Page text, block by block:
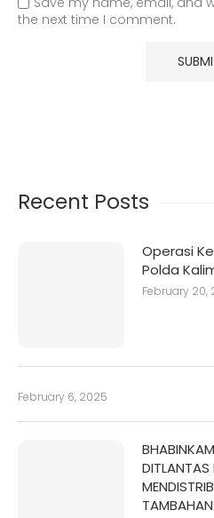
the next time I comment.
Recent Posts
Operasi
Polda
February 20,
February 6, 2025
DITLANTAS